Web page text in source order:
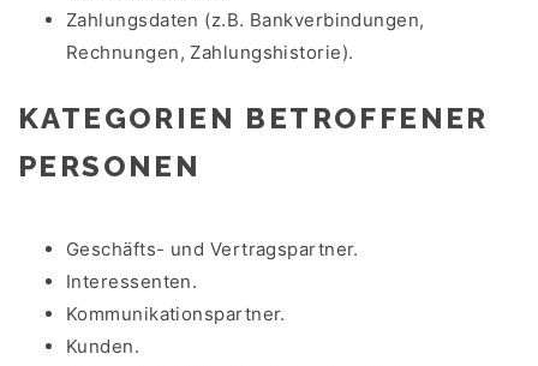
Zahlungsdaten (z.B. Bankverbindungen,
Rechnungen, Zahlungshistorie).
KATEGORIEN BETROFFENER
PERSONEN
Geschäfts- und Vertragspartner.
Interessenten.
Kommunikationspartner.
Kunden.